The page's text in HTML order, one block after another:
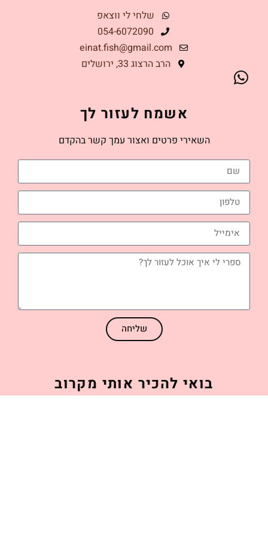
שלחי לי ווצאפ
054-6072090
einat.fish@gmail.com
הרב הרצוג 33, ירושלים
אשמח לעזור לך
השאירי פרטים ואצור עמך קשר בהקדם
שליחה
בואי להכיר אותי מקרוב